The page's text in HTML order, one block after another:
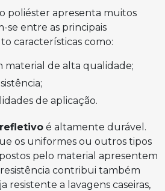
poliéster apresenta muitos
se entre as principais
características como:
material de alta qualidade;
de aplicação.
é altamente durável.
os uniformes ou outros tipos
pelo material apresentem
contribui também
resistente a lavagens caseiras,